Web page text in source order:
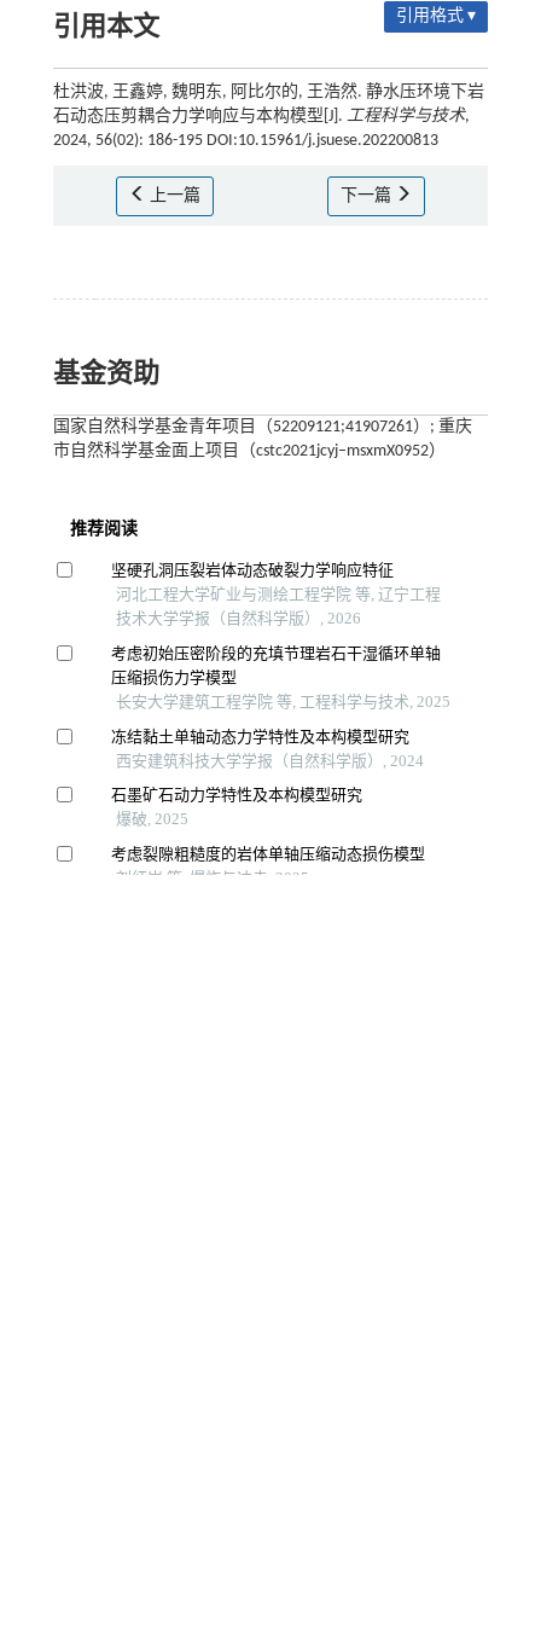
引用本文 引用格式 ▾
杜洪波, 王鑫婷, 魏明东, 阿比尔的, 王浩然. 静水压环境下岩
石动态压剪耦合力学响应与本构模型[J]. 工程科学与技术,
2024, 56(02): 186-195 DOI:10.15961/j.jsuese.202200813
上一篇 下一篇
基金资助
国家自然科学基金青年项目（52209121;41907261）; 重庆
市自然科学基金面上项目（cstc2021jcyj–msxmX0952）